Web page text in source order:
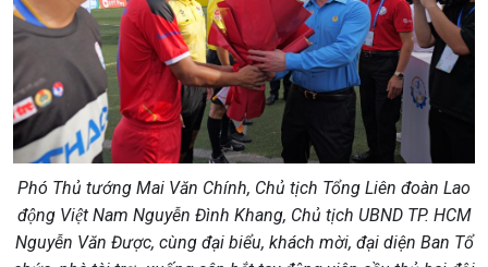
Phó Thủ tướng Mai Văn Chính, Chủ tịch Tổng Liên đoàn Lao
động Việt Nam Nguyễn Đình Khang, Chủ tịch UBND TP. HCM
Nguyễn Văn Được, cùng đại biểu, khách mời, đại diện Ban Tổ